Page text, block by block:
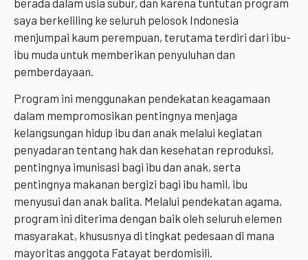
saya berkeliling ke seluruh pelosok Indonesia
menjumpai kaum perempuan, terutama terdiri dari ibu-
ibu muda untuk memberikan penyuluhan dan
pemberdayaan.
Program ini menggunakan pendekatan keagamaan
dalam mempromosikan pentingnya menjaga
kelangsungan hidup ibu dan anak melalui kegiatan
penyadaran tentang hak dan kesehatan reproduksi,
pentingnya imunisasi bagi ibu dan anak, serta
pentingnya makanan bergizi bagi ibu hamil, ibu
menyusui dan anak balita. Melalui pendekatan agama,
program ini diterima dengan baik oleh seluruh elemen
masyarakat, khususnya di tingkat pedesaan di mana
mayoritas anggota Fatayat berdomisili.